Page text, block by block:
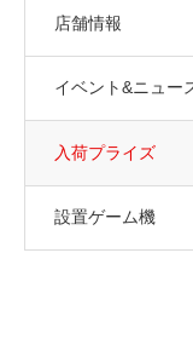
店舗情報
イベント&ニュー
入荷プライズ
設置ゲーム機